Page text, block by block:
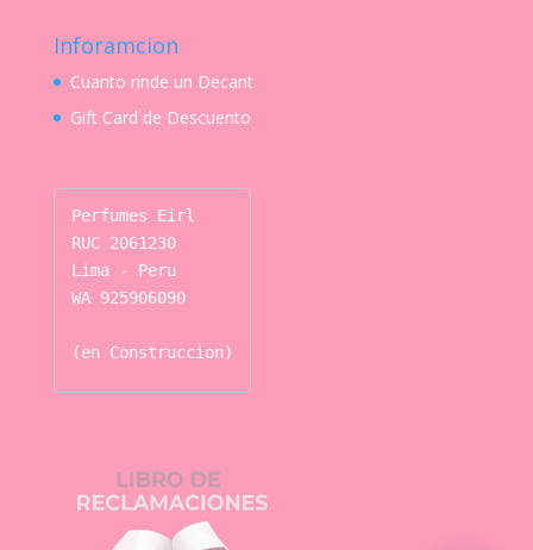
Inforamcion
Cuanto rinde un Decant
Gift Card de Descuento
Perfumes Eirl
RUC 2061230
Lima - Peru
WA 925906090
(en Construccion)